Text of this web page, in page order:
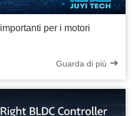
per i motori
Guarda di più